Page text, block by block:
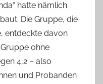
hatte nämlich
Die Gruppe, die
entdeckte davon
ohne
4,2 – also
und Probanden